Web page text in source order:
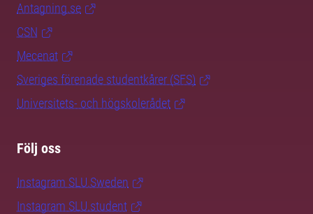
Antagning.se
CSN
Mecenat
Sveriges förenade studentkårer (SFS)
Universitets- och högskolerådet
Följ oss
Instagram SLU.Sweden
Instagram SLU.student